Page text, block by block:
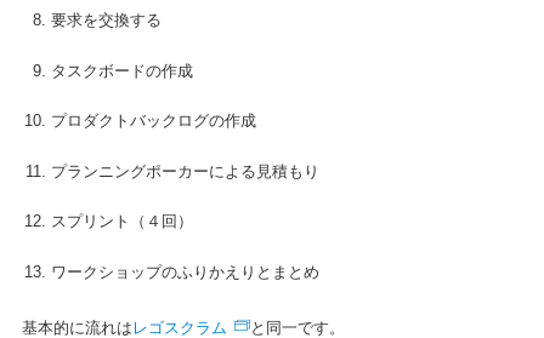
要求を交換する
タスクボードの作成
プロダクトバックログの作成
プランニングポーカーによる見積もり
スプリント（４回）
ワークショップのふりかえりとまとめ
基本的に流れは レゴスクラム
と同一です。